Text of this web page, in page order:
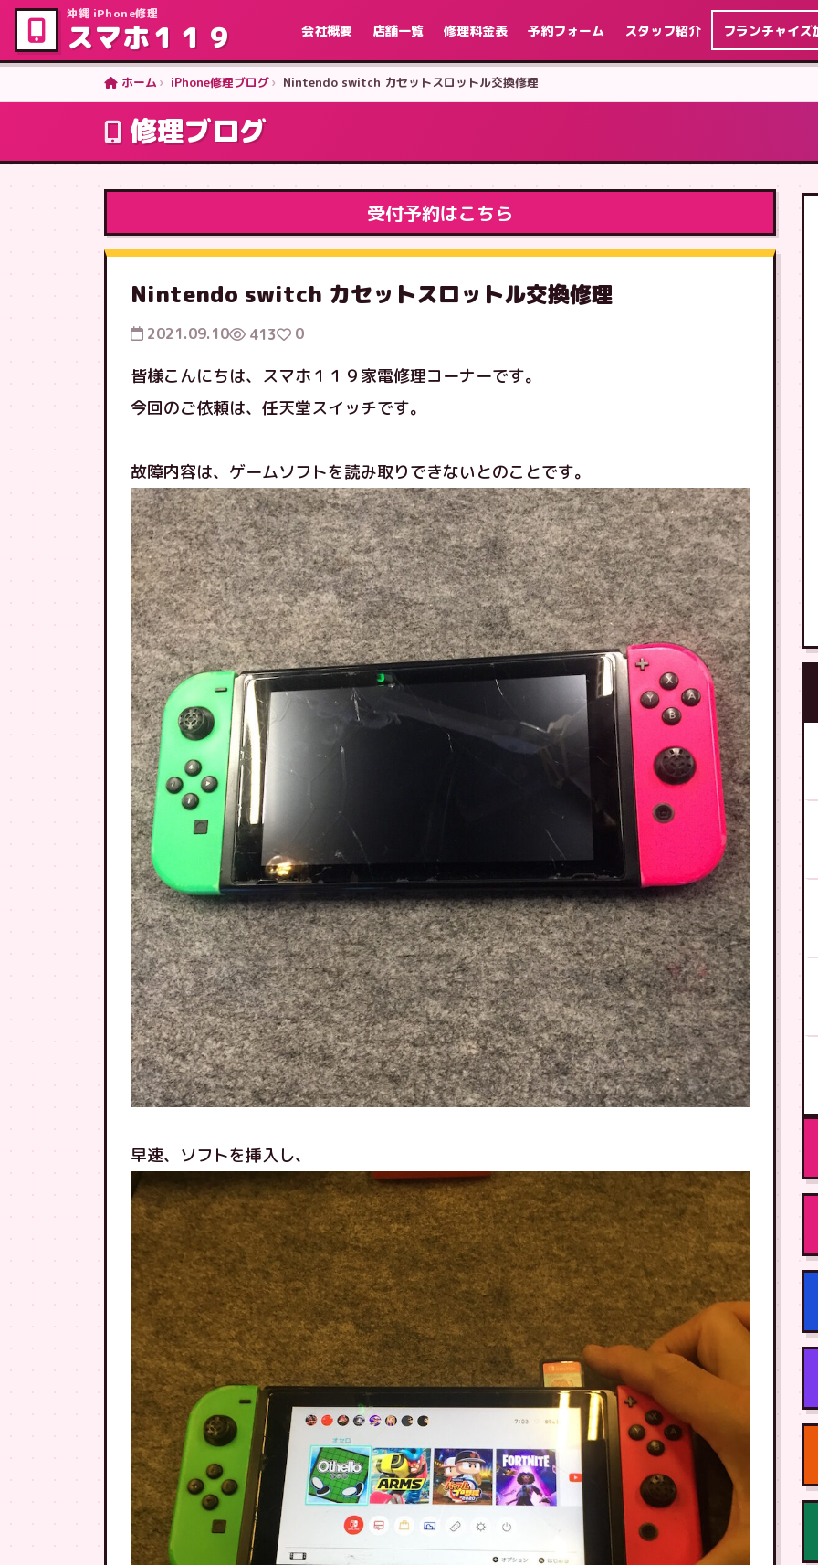
沖縄 iPhone修理
スマホ１１９ 会社概要 店舗一覧 修理料金表 予約フォーム スタッフ紹介 フランチャイズ
ホーム iPhone修理ブログ Nintendo switch カセットスロットル交換修理
修理ブログ
受付予約はこちら
Nintendo switch カセットスロットル交換修理
2021.09.10 413 0
皆様こんにちは、スマホ１１９家電修理コーナーです。
今回のご依頼は、任天堂スイッチです。
故障内容は、ゲームソフトを読み取りできないとのことです。
早速、ソフトを挿入し、